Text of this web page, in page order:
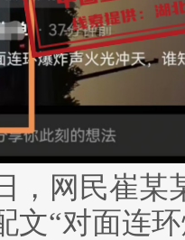
网民崔某
文“对面连